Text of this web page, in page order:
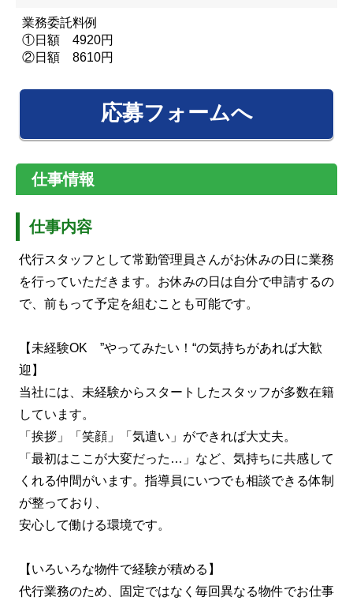
業務委託料例
①日額 4920円
②日額 8610円
応募フォームへ
仕事情報
仕事内容
代行スタッフとして常勤管理員さんがお休みの日に業務
を行っていただきます。お休みの日は自分で申請するの
で、前もって予定を組むことも可能です。
【未経験OK ”やってみたい！“の気持ちがあれば大歓
迎】
当社には、未経験からスタートしたスタッフが多数在籍
しています。
「挨拶」「笑顔」「気遣い」ができれば大丈夫。
「最初はここが大変だった…」など、気持ちに共感して
くれる仲間がいます。指導員にいつでも相談できる体制
が整っており、
安心して働ける環境です。
【いろいろな物件で経験が積める】
代行業務のため、固定ではなく毎回異なる物件でお仕事